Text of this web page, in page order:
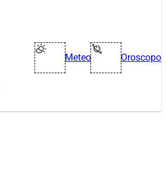
Meteo Oroscopo